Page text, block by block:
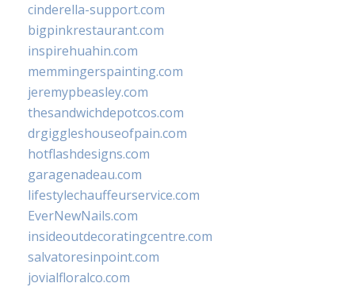
cinderella-support.com
bigpinkrestaurant.com
inspirehuahin.com
memmingerspainting.com
jeremypbeasley.com
thesandwichdepotcos.com
drgiggleshouseofpain.com
hotflashdesigns.com
garagenadeau.com
lifestylechauffeurservice.com
EverNewNails.com
insideoutdecoratingcentre.com
salvatoresinpoint.com
jovialfloralco.com